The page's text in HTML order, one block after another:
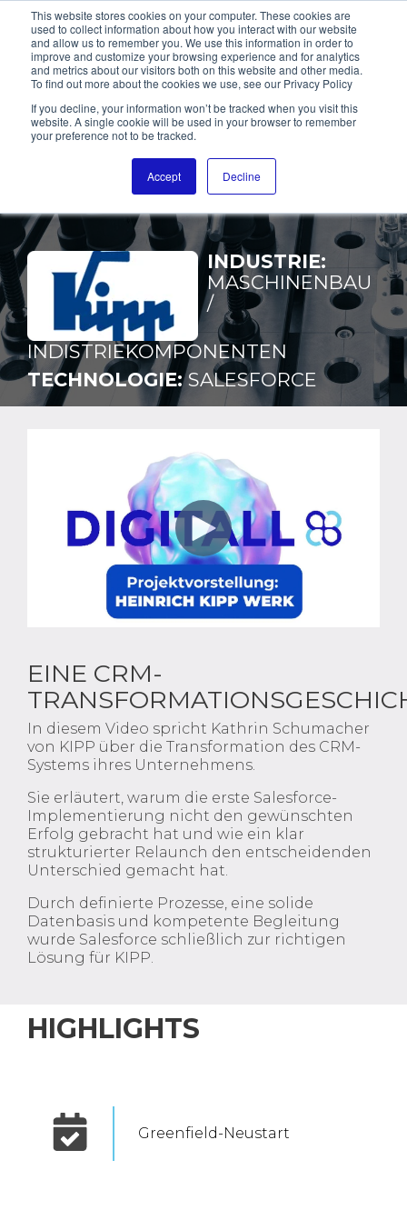
This website stores cookies on your computer. These cookies are
used to collect information about how you interact with our website
and allow us to remember you. We use this information in order to
improve and customize your browsing experience and for analytics
and metrics about our visitors both on this website and other media.
To find out more about the cookies we use, see our Privacy Policy
If you decline, your information won’t be tracked when you visit this
website. A single cookie will be used in your browser to remember
your preference not to be tracked.
Accept Decline
KIPP
VOM „SYSTEM OHNE
NUTZEN“
ZUR ECHTEN
VERTRIEBSPLATTFORM
INDUSTRIE:
MASCHINENBAU
/
INDISTRIEKOMPONENTEN
TECHNOLOGIE:SALESFORCE
EINE CRM-
In diesem Video spricht Kathrin Schumacher
von KIPP über die Transformation des CRM-
Systems ihres Unternehmens.
Sie erläutert, warum die erste Salesforce-
Implementierung nicht den gewünschten
Erfolg gebracht hat und wie ein klar
strukturierter Relaunch den entscheidenden
Unterschied gemacht hat.
Durch definierte Prozesse, eine solide
Datenbasis und kompetente Begleitung
wurde Salesforce schließlich zur richtigen
Lösung für KIPP.
HIGHLIGHTS
Greenfield-Neustart